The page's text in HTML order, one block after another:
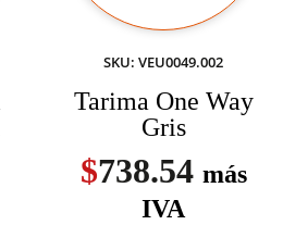
SKU: VEU0049.002
Tarima One Way
Gris
$738.54 más
IVA